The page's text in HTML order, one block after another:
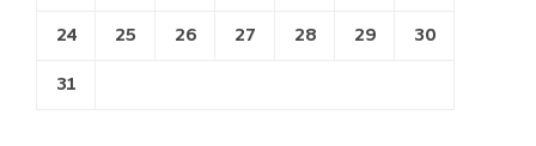
24 25 26 27 28 29 30
31